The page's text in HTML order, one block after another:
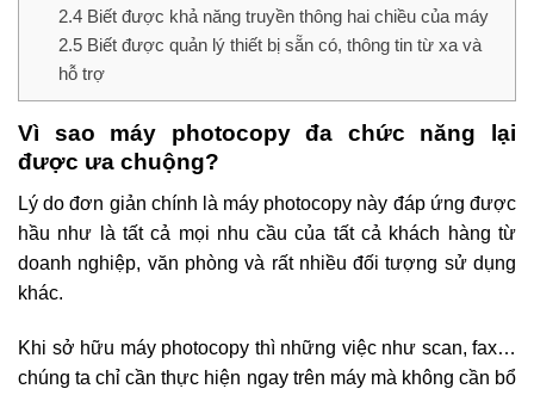
2.4Biết được khả năng truyền thông hai chiều của máy
2.5Biết được quản lý thiết bị sẵn có, thông tin từ xa và
hỗ trợ
Vì sao máy photocopy đa chức năng lại
được ưa chuộng?
Lý do đơn giản chính là máy photocopy này đáp ứng được
hầu như là tất cả mọi nhu cầu của tất cả khách hàng từ
doanh nghiệp, văn phòng và rất nhiều đối tượng sử dụng
khác.
Khi sở hữu máy photocopy thì những việc như scan, fax…
chúng ta chỉ cần thực hiện ngay trên máy mà không cần bổ